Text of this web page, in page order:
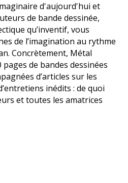
d'aujourd'hui et
de bande dessinée,
qu’inventif, vous
de l’imagination au rythme
Concrètement, Métal
pages de bandes dessinées
d’articles sur les
inédits : de quoi
et toutes les amatrices